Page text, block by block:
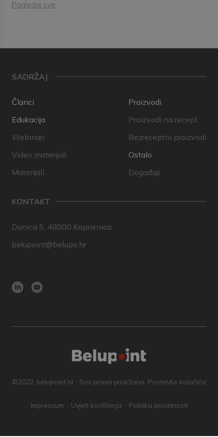
Pogledaj sve
SADRŽAJ
Članci
Edukacija
Webinari
Video materijali
Materijali
Proizvodi
Proizvodi na recept
Bezreceptni proizvodi
Ostalo
Događaji
KONTAKT
Danica 5, 48000 Koprivnica
belupoint@belupo.hr
©2022. belupoint.hr · Sva prava pridržana ·Postavke kolačića
Impressum Uvjeti korištenja Politika privatnosti